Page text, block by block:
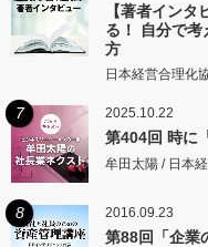
【著者イン
る！ 自分で考
方
日本経営合理化
7 2025.10.22
第404回 時に
牟田太陽 / 日本
8 2016.09.23
第88回「企業